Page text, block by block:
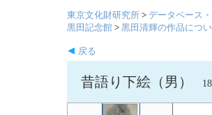
東京文化財研究所 > データベース
黒田記念館 > 黒田清輝の作品につ
戻る
昔語り下絵（男）